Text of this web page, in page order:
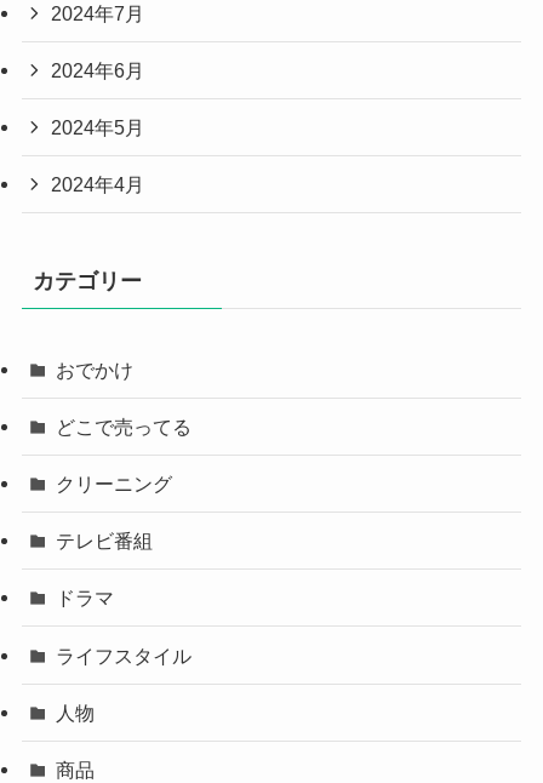
2024年7月
2024年6月
2024年5月
2024年4月
カテゴリー
おでかけ
どこで売ってる
クリーニング
テレビ番組
ドラマ
ライフスタイル
人物
商品